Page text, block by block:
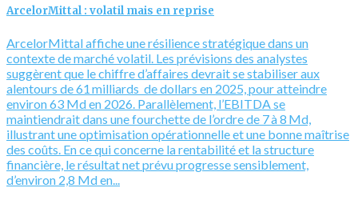
ArcelorMittal : volatil mais en reprise
ArcelorMittal affiche une résilience stratégique dans un
contexte de marché volatil. Les prévisions des analystes
suggèrent que le chiffre d’affaires devrait se stabiliser aux
alentours de 61 milliards de dollars en 2025, pour atteindre
environ 63 Md en 2026. Parallèlement, l’EBITDA se
maintiendrait dans une fourchette de l’ordre de 7 à 8 Md,
illustrant une optimisation opérationnelle et une bonne maîtrise
des coûts. En ce qui concerne la rentabilité et la structure
financière, le résultat net prévu progresse sensiblement,
d’environ 2,8 Md en...